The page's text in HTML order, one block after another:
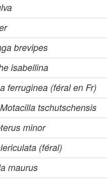
brevipes
isabellina
ferruginea (féral en Fr)
Motacilla tschutschensis
minor
(féral)
maurus